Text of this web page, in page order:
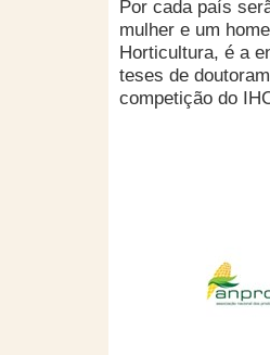
Por cada país
mulher e um
Horticultura, é a
teses de
competição do